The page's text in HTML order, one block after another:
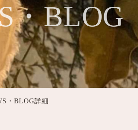
・BLOG
BLOG詳細